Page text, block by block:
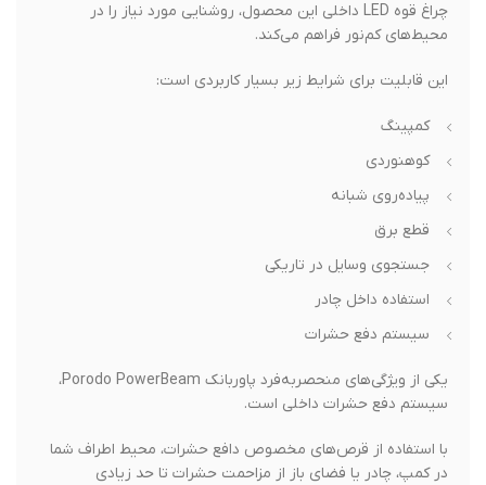
چراغ قوه LED داخلی این محصول، روشنایی مورد نیاز را در
محیط‌های کم‌نور فراهم می‌کند.
این قابلیت برای شرایط زیر بسیار کاربردی است:
کمپینگ
کوهنوردی
پیاده‌روی شبانه
قطع برق
جستجوی وسایل در تاریکی
استفاده داخل چادر
سیستم دفع حشرات
یکی از ویژگی‌های منحصربه‌فرد پاوربانک Porodo PowerBeam،
سیستم دفع حشرات داخلی است.
با استفاده از قرص‌های مخصوص دافع حشرات، محیط اطراف شما
در کمپ، چادر یا فضای باز از مزاحمت حشرات تا حد زیادی